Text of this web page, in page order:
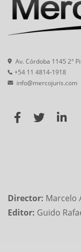
Av. Córdoba 1145 2°
+54 11 4814-1918
info@mercojuris.com
Director: Marcelo
Editor: Guido